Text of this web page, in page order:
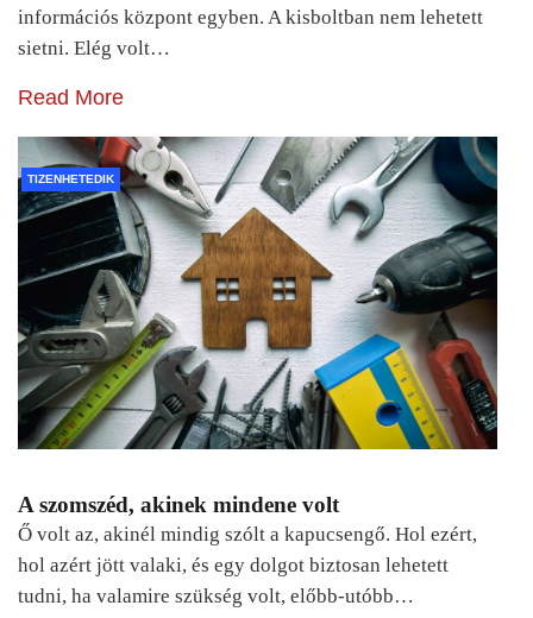
információs központ egyben. A kisboltban nem lehetett
sietni. Elég volt…
Read More
TIZENHETEDIK
A szomszéd, akinek mindene volt
Ő volt az, akinél mindig szólt a kapucsengő. Hol ezért,
hol azért jött valaki, és egy dolgot biztosan lehetett
tudni, ha valamire szükség volt, előbb-utóbb…